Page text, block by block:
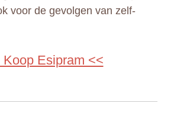
voor de gevolgen van zelf-
Koop Esipram <<